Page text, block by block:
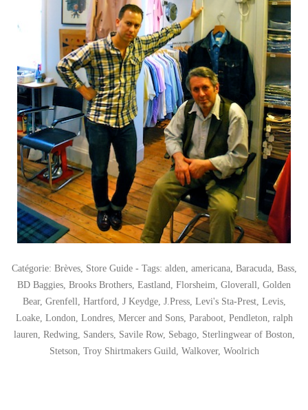
Catégorie: Brèves, Store Guide- Tags: alden, americana, Baracuda, Bass,
BD Baggies, Brooks Brothers, Eastland, Florsheim, Gloverall, Golden
Bear, Grenfell, Hartford, J Keydge, J.Press, Levi's Sta-Prest, Levis,
Loake, London, Londres, Mercer and Sons, Paraboot, Pendleton, ralph
lauren, Redwing, Sanders, Savile Row, Sebago, Sterlingwear of Boston,
Stetson, Troy Shirtmakers Guild, Walkover, Woolrich